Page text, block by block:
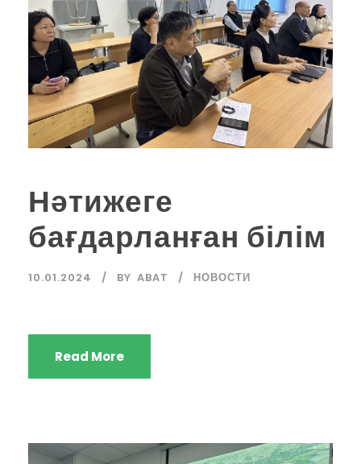
Нәтижеге
бағдарланған білім
10.01.2024 BY ABAT НОВОСТИ
Read More